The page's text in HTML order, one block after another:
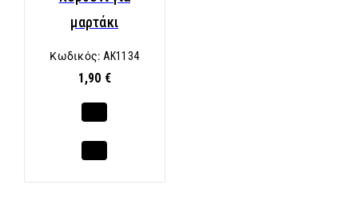
μαρτάκι
Κωδικός: AK1134
1,90 €